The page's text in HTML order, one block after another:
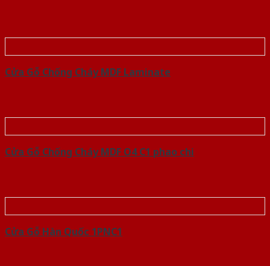
Cửa Gỗ Chống Cháy MDF Laminate
Cửa Gỗ Chống Cháy MDF O4 C1 phao chi
Cửa Gỗ Hàn Quốc 1PNC1